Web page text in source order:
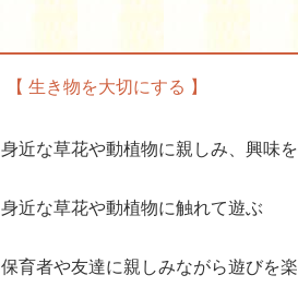
【 生き物を大切にする 】
身近な草花や動植物に親しみ、興味
身近な草花や動植物に触れて遊ぶ
保育者や友達に親しみながら遊びを